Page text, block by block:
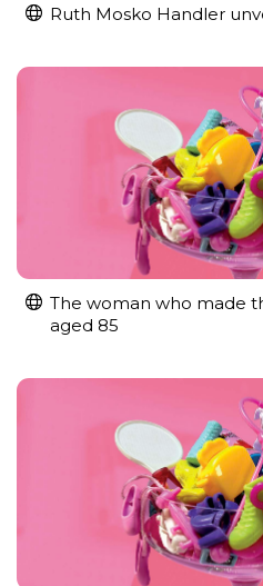
Ruth Mosko Handler
The woman who made
aged 85